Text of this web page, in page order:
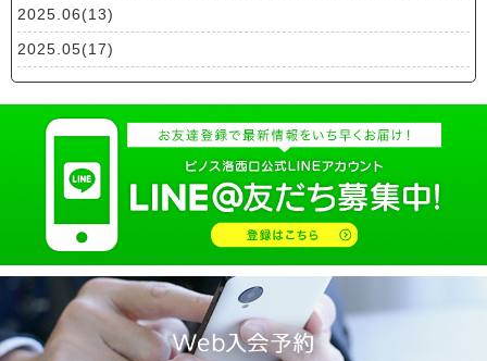
2025.06(13)
2025.05(17)
2025.04(19)
2025.03(10)
2025.01(14)
2024.12(14)
2024.10(18)
2024.09(15)